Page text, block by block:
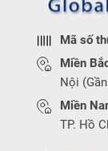
Mã số
Miền
Nội
Miền
TP. Hồ